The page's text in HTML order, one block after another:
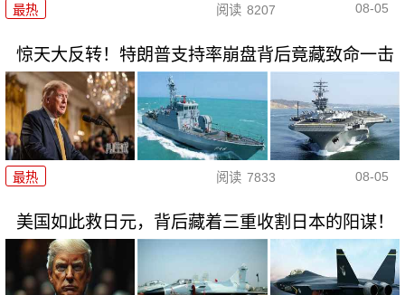
最热 阅读 8207 08-05
惊天大反转！特朗普支持率崩盘背后竟藏致命一击
最热 阅读 7833 08-05
美国如此救日元，背后藏着三重收割日本的阳谋！